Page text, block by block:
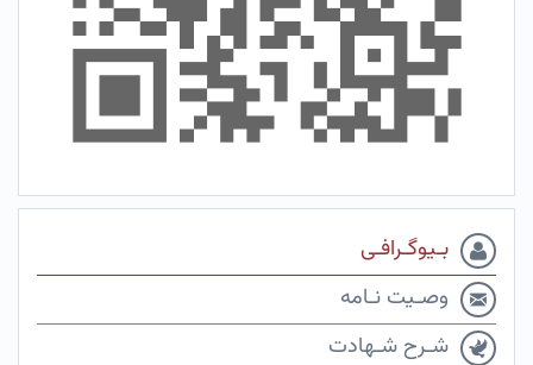
بـیوگـرافـی
وصـیت نـامه
شـرح شـهادت